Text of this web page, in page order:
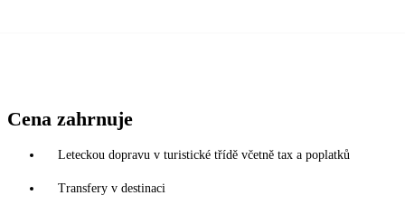
Cena zahrnuje
Leteckou dopravu v turistické třídě včetně tax a poplatků
Transfery v destinaci